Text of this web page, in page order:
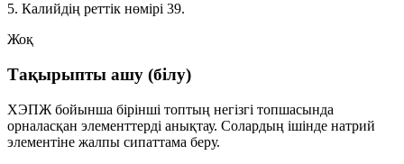
5. Калийдің реттік нөмірі 39.
Жоқ
Тақырыпты ашу (білу)
ХЭПЖ бойынша бірінші топтың негізгі топшасында
орналасқан элементтерді анықтау. Солардың ішінде натрий
элементіне жалпы сипаттама беру.